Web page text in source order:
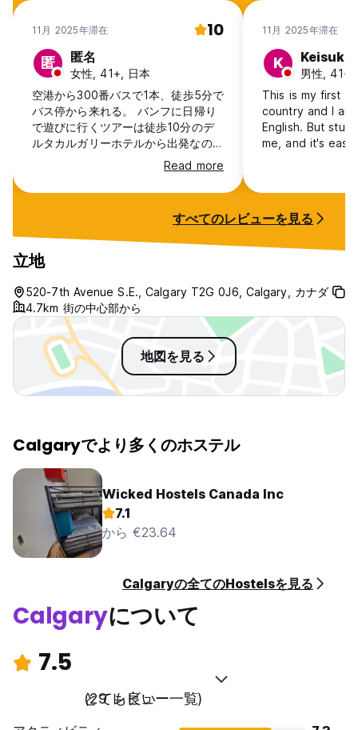
11月 2025年滞在 10
匿 匿名
女性, 41+, 日本
空港から300番バスで1本、徒歩5分で
バス停から来れる。 バンフに日帰り
で遊びに行くツアーは徒歩10分のデ
ルタカルガリーホテルから出発なので
とても便利でした。 近くのボー川で
ビーバーを見たり、高い土手からバン
フの最高な眺めを手に入れました。
おいて星6個あげたい。 広いキッチン
は使いやすく清潔で、コーヒー、紅茶
がいつでも飲める。 スタックは親
切、部屋は綺麗、バスルームも、全て
の場所が清潔だった。 シャワーは水
圧が強烈で痛かった。水量調節が出来
ない事だけが、心残り。
Read more
11月 2025年滞在
K Keisuke
男性, 41+,
This is my first
country and I
English. But
me, and it's
November.
すべてのレビューを見る
立地
520-7th Avenue S.E., Calgary T2G 0J6, Calgary, カナダ
4.7km 街の中心部から
地図を見る
Calgaryでより多くのホステル
Wicked Hostels Canada Inc
7.1
から €23.64
Calgaryの全てのHostelsを見る
Calgaryについて
7.5
とても良い
(29 レビュー一覧)